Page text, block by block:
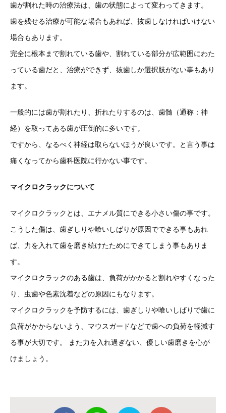
歯が割れた時の治療法は、歯の状態によって変わってきます。
歯を残せる治療が可能な場合もあれば、抜歯しなければいけない
場合もあります。
完全に根本まで割れている歯や、割れている部分が広範囲にわた
っている歯だと、治療ができず、抜歯しか選択肢がない事もあり
ます。
一般的には歯が割れたり、折れたりするのは、歯髄（通称：神
経）を取ってある歯が圧倒的に多いです。
ですから、なるべく神経は取らないほうが良いです。と言う事は
痛くなってから歯科医院に行かない事です。
マイクロクラックについて
マイクロクラックとは、エナメル質にできる小さい傷の事です。
こうした傷は、歯ぎしりや喰いしばりが原因でできる事もあれ
ば、力を入れて歯を磨き続けたためにできてしまう事もありま
す。
マイクロクラックのある歯は、負荷がかかると割れやすくなった
り、虫歯や色素沈着などの原因にもなります。
マイクロクラックを予防するには、歯ぎしりや喰いしばりで歯に
負荷がかからないよう、マウスガードなどで歯への負荷を軽減す
る事が大切です。 また力を入れ過ぎない、優しい歯磨きを心が
けましょう。